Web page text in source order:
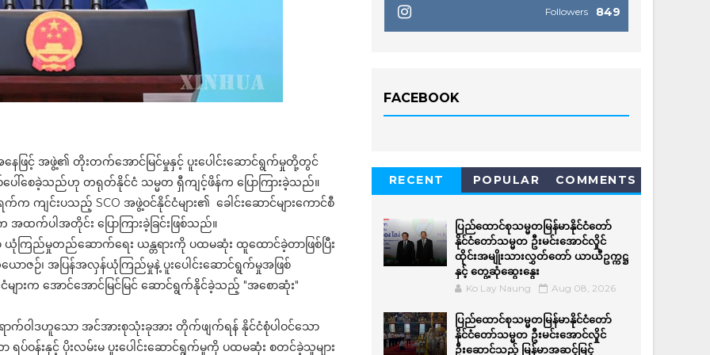
နေဖြင့် အဖွဲ့၏ တိုးတက်အောင်မြင်မှုနှင့် ပူးပေါင်းဆောင်ရွက်မှုတို့တွင်
ပေါ်စေခဲ့သည်ဟု တရုတ်နိုင်ငံ သမ္မတ ရှီကျင့်ဖိန်က ပြောကြားခဲ့သည်။
ကျင်းပသည့် SCO အဖွဲ့ဝင်နိုင်ငံများ၏ ခေါင်းဆောင်များကောင်စီ
အထက်ပါအတိုင်း ပြောကြားခဲ့ခြင်းဖြစ်သည်။
ည်မှုတည်ဆောက်ရေး ယန္တရားကို ပထမဆုံး ထူထောင်ခဲ့တာဖြစ်ပြီး
ဇဉ်၊ အပြန်အလှန်ယုံကြည်မှုနဲ့ ပူးပေါင်းဆောင်ရွက်မှုအဖြစ်
ငံများက အောင်အောင်မြင်မြင် ဆောင်ရွက်နိုင်ခဲ့သည့် "အစောဆုံး"
ာက်ဝါဒဟူသော အင်အားစုသုံးခုအား တိုက်ဖျက်ရန် နိုင်ငံစုံပါဝင်သော
ရပ်ဝန်းနှင့် ပိုးလမ်းမ ပူးပေါင်းဆောင်ရွက်မှုကို ပထမဆုံး စတင်ခဲ့သူများ
849
Followers
FACEBOOK
RECENT POPULAR COMMENTS
ပြည်ထောင်စုသမ္မတမြန်မာနိုင်ငံတော်
နိုင်ငံတော်သမ္မတ ဦးမင်းအောင်လှိုင်
ထိုင်းအမျိုးသားလွှတ်တော် ယာယီဥက္ကဋ္ဌ
နှင့် တွေ့ဆုံဆွေးနွေး
Ko Lay Naung Aug 08, 2026
ပြည်ထောင်စုသမ္မတမြန်မာနိုင်ငံတော်
နိုင်ငံတော်သမ္မတ ဦးမင်းအောင်လှိုင်
ဦးဆောင်သည့် မြန်မာအဆင့်မြင့်